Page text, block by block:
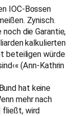
IOC-Bossen
Zynisch.
die Garantie,
kalkulierten
beteiligen würde
(Ann-Kathrin
hat keine
mehr nach
fließt, wird